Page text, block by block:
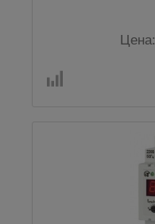
Цена: